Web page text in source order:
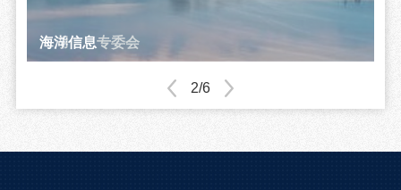
不忘初心、牢记使命
海洋信息
海湖信息专委会
校友之家
师生风采
学院大事记
3/6